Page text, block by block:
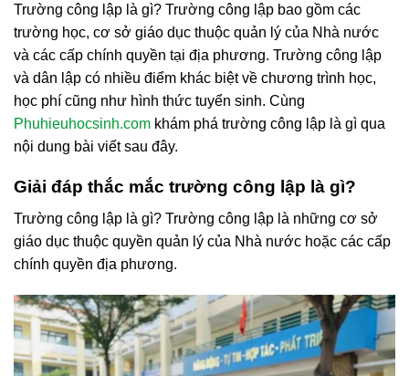
Trường công lập là gì? Trường công lập bao gồm các
trường học, cơ sở giáo dục thuộc quản lý của Nhà nước
và các cấp chính quyền tại địa phương. Trường công lập
và dân lập có nhiều điểm khác biệt về chương trình học,
học phí cũng như hình thức tuyển sinh. Cùng
Phuhieuhocsinh.com khám phá trường công lập là gì qua
nội dung bài viết sau đây.
Giải đáp thắc mắc trường công lập là gì?
Trường công lập là gì? Trường công lập là những cơ sở
giáo dục thuộc quyền quản lý của Nhà nước hoặc các cấp
chính quyền địa phương.